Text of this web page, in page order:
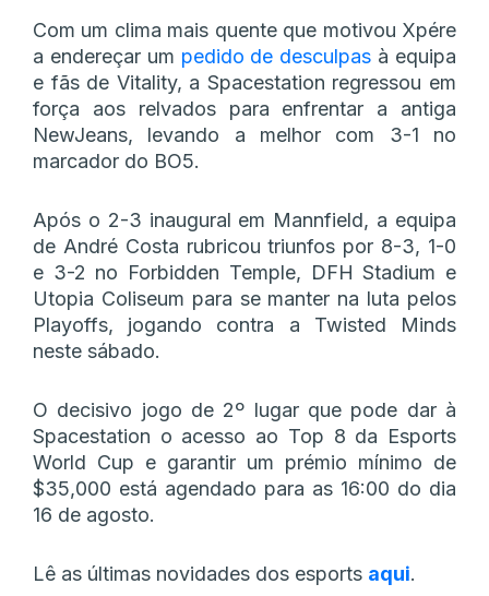
Com um clima mais quente que motivou Xpére
a endereçar um pedido de desculpas à equipa
e fãs de Vitality, a Spacestation regressou em
força aos relvados para enfrentar a antiga
NewJeans, levando a melhor com 3-1 no
marcador do BO5.
Após o 2-3 inaugural em Mannfield, a equipa
de André Costa rubricou triunfos por 8-3, 1-0
e 3-2 no Forbidden Temple, DFH Stadium e
Utopia Coliseum para se manter na luta pelos
Playoffs, jogando contra a Twisted Minds
neste sábado.
O decisivo jogo de 2º lugar que pode dar à
Spacestation o acesso ao Top 8 da Esports
World Cup e garantir um prémio mínimo de
$35,000 está agendado para as 16:00 do dia
16 de agosto.
Lê as últimas novidades dos esports aqui.